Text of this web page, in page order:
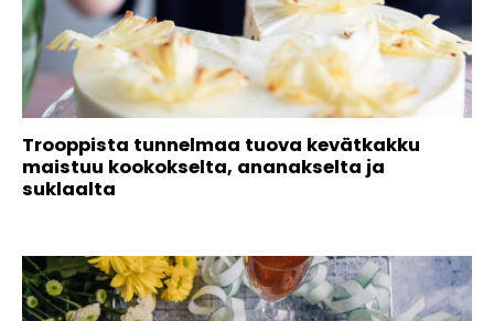
Trooppista tunnelmaa tuova kevätkakku
maistuu kookokselta, ananakselta ja
suklaalta